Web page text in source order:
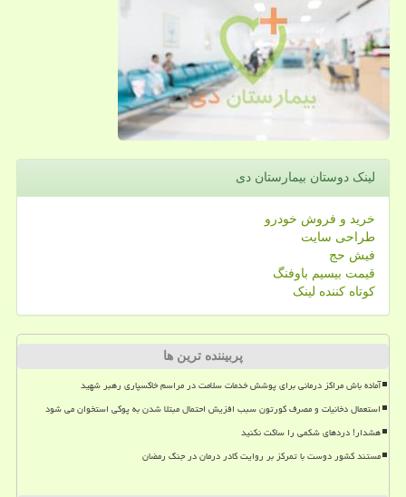
لینک دوستان بیمارستان دی
خرید و فروش خودرو
طراحی سایت
فیش حج
قیمت بیسیم باوفنگ
کوتاه کننده لینک
پربیننده ترین ها
آماده باش مراکز درمانی برای پوشش خدمات سلامت در مراسم خاکسپاری رهبر شهید
استعمال دخانیات و مصرف کورتون سبب افزیش احتمال مبتلا شدن به پوکی استخوان می شود
هشدار! دردهای شکمی را ساکت نکنید
مستند کشور دوست با تمرکز بر روایت کادر درمان در جنگ رمضان